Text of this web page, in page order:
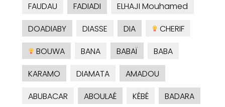
FAUDAU
FADIADI
ELHAJI Mouhamed
DOADIABY
DIASSE DIA
CHERIF
BOUWA
BANA BABAÏ
BABA
KARAMO
DIAMATA
AMADOU
ABUBACAR
ABOULAÉ KÉBÉ
BADARA